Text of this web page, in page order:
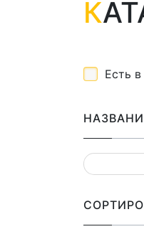
К
Есть